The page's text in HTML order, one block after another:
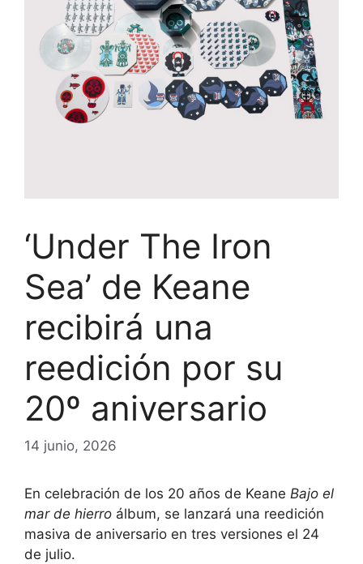
‘Under The Iron
Sea’ de Keane
recibirá una
reedición por su
20º aniversario
14 junio, 2026
En celebración de los 20 años de Keane Bajo el
mar de hierro álbum, se lanzará una reedición
masiva de aniversario en tres versiones el 24
de julio.